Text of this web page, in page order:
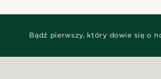
Bądź pierwszy, który dowie się o